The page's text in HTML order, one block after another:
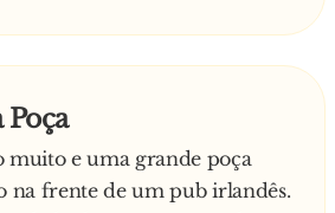
Poça
muito e uma grande poça
na frente de um pub irlandês.